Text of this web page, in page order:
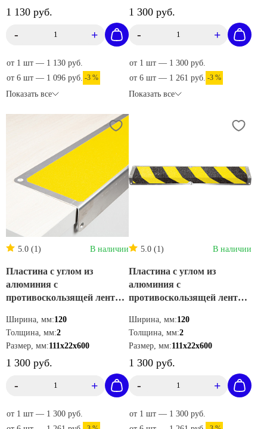
1 130 руб.
- +
от 1 шт — 1 130 руб.
от 6 шт — 1 096 руб. -3 %
Показать все
1 300 руб.
- +
от 1 шт — 1 300 руб.
от 6 шт — 1 261 руб. -3 %
Показать все
5.0 (1) В наличии
Пластина с углом из
алюминия с
противоскользящей лентой
желтый 111х22х600 мм
AKM1GF1
Ширина, мм:120
Толщина, мм:2
Размер, мм:111х22х600
1 300 руб.
- +
от 1 шт — 1 300 руб.
5.0 (1) В наличии
Пластина с углом из
алюминия с
противоскользящей лентой
углом 111х22х600 мм цвет
желто-черный AKM1WF1
Ширина, мм:120
Толщина, мм:2
Размер, мм:111х22х600
1 300 руб.
- +
от 1 шт — 1 300 руб.